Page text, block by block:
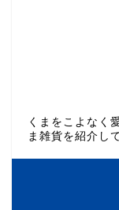
くまをこよなく
ま雑貨を紹介し